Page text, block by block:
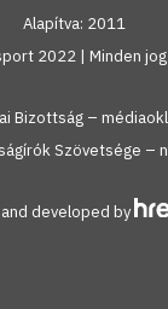
Alapítva: 2011
2022 | Minden
Bizottság –
Szövetsége –
developed by